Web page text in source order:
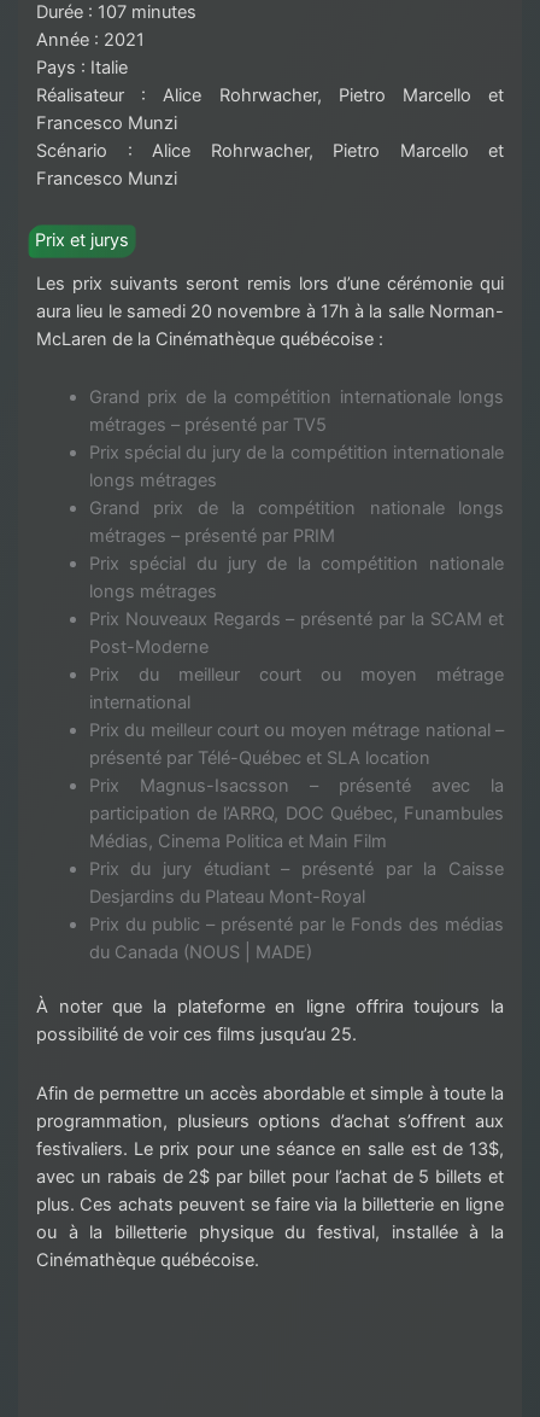
Durée : 107 minutes
Année : 2021
Pays : Italie
Réalisateur : Alice Rohrwacher, Pietro Marcello et
Francesco Munzi
Scénario : Alice Rohrwacher, Pietro Marcello et
Francesco Munzi
Prix et jurys
Les prix suivants seront remis lors d’une cérémonie qui
aura lieu le samedi 20 novembre à 17h à la salle Norman-
McLaren de la Cinémathèque québécoise :
Grand prix de la compétition internationale longs
métrages – présenté par TV5
Prix spécial du jury de la compétition internationale
longs métrages
Grand prix de la compétition nationale longs
métrages – présenté par PRIM
Prix spécial du jury de la compétition nationale
longs métrages
Prix Nouveaux Regards – présenté par la SCAM et
Post-Moderne
Prix du meilleur court ou moyen métrage
international
Prix du meilleur court ou moyen métrage national –
présenté par Télé-Québec et SLA location
Prix Magnus-Isacsson – présenté avec la
participation de l’ARRQ, DOC Québec, Funambules
Médias, Cinema Politica et Main Film
Prix du jury étudiant – présenté par la Caisse
Desjardins du Plateau Mont-Royal
Prix du public – présenté par le Fonds des médias
du Canada (NOUS | MADE)
À noter que la plateforme en ligne offrira toujours la
possibilité de voir ces films jusqu’au 25.
Afin de permettre un accès abordable et simple à toute la
programmation, plusieurs options d’achat s’offrent aux
festivaliers. Le prix pour une séance en salle est de 13$,
avec un rabais de 2$ par billet pour l’achat de 5 billets et
plus. Ces achats peuvent se faire via la billetterie en ligne
ou à la billetterie physique du festival, installée à la
Cinémathèque québécoise.